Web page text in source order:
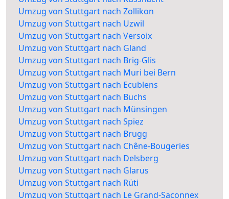
Umzug von Stuttgart nach Zollikon
Umzug von Stuttgart nach Uzwil
Umzug von Stuttgart nach Versoix
Umzug von Stuttgart nach Gland
Umzug von Stuttgart nach Brig-Glis
Umzug von Stuttgart nach Muri bei Bern
Umzug von Stuttgart nach Ecublens
Umzug von Stuttgart nach Buchs
Umzug von Stuttgart nach Münsingen
Umzug von Stuttgart nach Spiez
Umzug von Stuttgart nach Brugg
Umzug von Stuttgart nach Chêne-Bougeries
Umzug von Stuttgart nach Delsberg
Umzug von Stuttgart nach Glarus
Umzug von Stuttgart nach Rüti
Umzug von Stuttgart nach Le Grand-Saconnex